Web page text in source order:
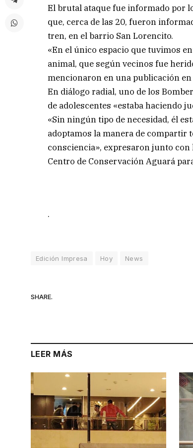
El brutal ataque fue informado por
que, cerca de las 20, fueron
tren, en el barrio San Lorencito.
«En el único espacio que tuvimos
animal, que según vecinos fue
mencionaron en una publicación en
En diálogo radial, uno de los
de adolescentes «estaba haciendo
«Sin ningún tipo de necesidad, él
adoptamos la manera de compartir
consciencia», expresaron junto
Centro de Conservación Aguará
.
Edición Impresa Hoy News
SHARE.
LEER MÁS